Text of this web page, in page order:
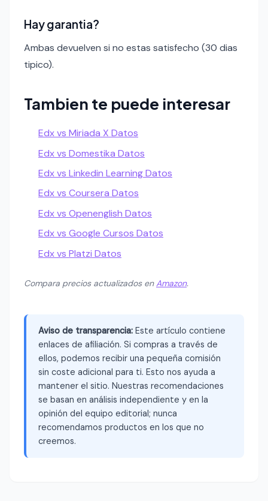
Hay garantia?
Ambas devuelven si no estas satisfecho (30 dias
tipico).
Tambien te puede interesar
Edx vs Miriada X Datos
Edx vs Domestika Datos
Edx vs Linkedin Learning Datos
Edx vs Coursera Datos
Edx vs Openenglish Datos
Edx vs Google Cursos Datos
Edx vs Platzi Datos
Compara precios actualizados en Amazon.
Aviso de transparencia: Este artículo contiene
enlaces de afiliación. Si compras a través de
ellos, podemos recibir una pequeña comisión
sin coste adicional para ti. Esto nos ayuda a
mantener el sitio. Nuestras recomendaciones
se basan en análisis independiente y en la
opinión del equipo editorial; nunca
recomendamos productos en los que no
creemos.